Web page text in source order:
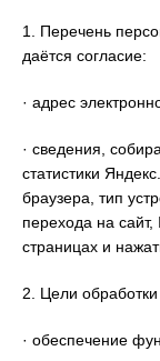
1. Перечень
даётся согласие:
· адрес
· сведения,
статистики
браузера, тип
перехода на
страницах и
2. Цели
· обеспечение